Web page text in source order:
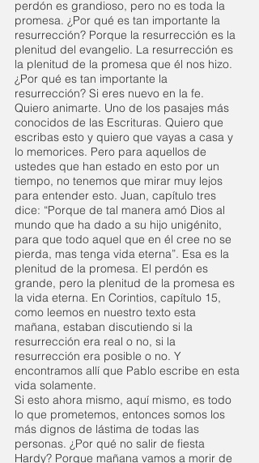
perdón es grandioso, pero no es toda la
promesa. ¿Por qué es tan importante la
resurrección? Porque la resurrección es la
plenitud del evangelio. La resurrección es
la plenitud de la promesa que él nos hizo.
¿Por qué es tan importante la
resurrección? Si eres nuevo en la fe.
Quiero animarte. Uno de los pasajes más
conocidos de las Escrituras. Quiero que
escribas esto y quiero que vayas a casa y
lo memorices. Pero para aquellos de
ustedes que han estado en esto por un
tiempo, no tenemos que mirar muy lejos
para entender esto. Juan, capítulo tres
dice: “Porque de tal manera amó Dios al
mundo que ha dado a su hijo unigénito,
para que todo aquel que en él cree no se
pierda, mas tenga vida eterna”. Esa es la
plenitud de la promesa. El perdón es
grande, pero la plenitud de la promesa es
la vida eterna. En Corintios, capítulo 15,
como leemos en nuestro texto esta
mañana, estaban discutiendo si la
resurrección era real o no, si la
resurrección era posible o no. Y
encontramos allí que Pablo escribe en esta
vida solamente.
Si esto ahora mismo, aquí mismo, es todo
lo que prometemos, entonces somos los
más dignos de lástima de todas las
personas. ¿Por qué no salir de fiesta
Hardy? Porque mañana vamos a morir de